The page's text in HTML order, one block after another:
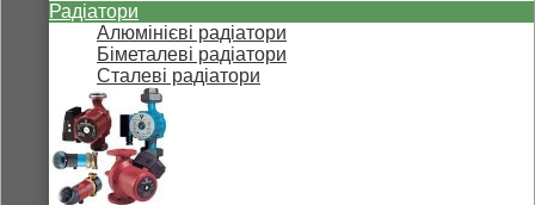
Радіатори
Алюмінієві радіатори
Біметалеві радіатори
Сталеві радіатори